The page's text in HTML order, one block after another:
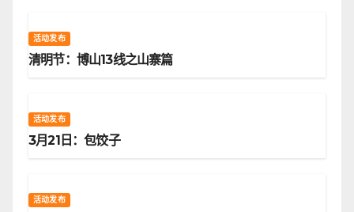
活动发布
清明节：博山13线之山寨篇
活动发布
3月21日：包饺子
活动发布